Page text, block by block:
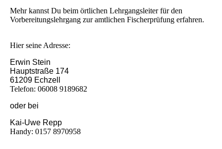
Mehr kannst Du beim örtlichen Lehrgangsleiter für den
Vorbereitungslehrgang zur amtlichen Fischerprüfung erfahren.
Hier seine Adresse:
Erwin Stein
Hauptstraße 174
61209 Echzell
Telefon: 06008 9189682
oder bei
Kai-Uwe Repp
Handy: 0157 8970958